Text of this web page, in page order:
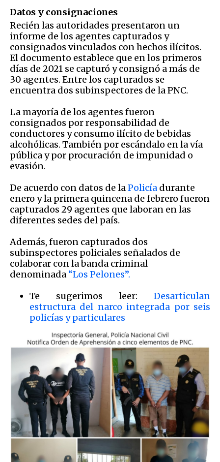
Datos y consignaciones
Recién las autoridades presentaron un
informe de los agentes capturados y
consignados vinculados con hechos ilícitos.
El documento establece que en los primeros
días de 2021 se capturó y consignó a más de
30 agentes. Entre los capturados se
encuentra dos subinspectores de la PNC.
La mayoría de los agentes fueron
consignados por responsabilidad de
conductores y consumo ilícito de bebidas
alcohólicas. También por escándalo en la vía
pública y por procuración de impunidad o
evasión.
De acuerdo con datos de laPolicía durante
enero y la primera quincena de febrero fueron
capturados 29 agentes que laboran en las
diferentes sedes del país.
Además, fueron capturados dos
subinspectores policiales señalados de
colaborar con la banda criminal
denominada “Los Pelones”.
Te sugerimos leer: Desarticulan
estructura del narco integrada por seis
policías y particulares